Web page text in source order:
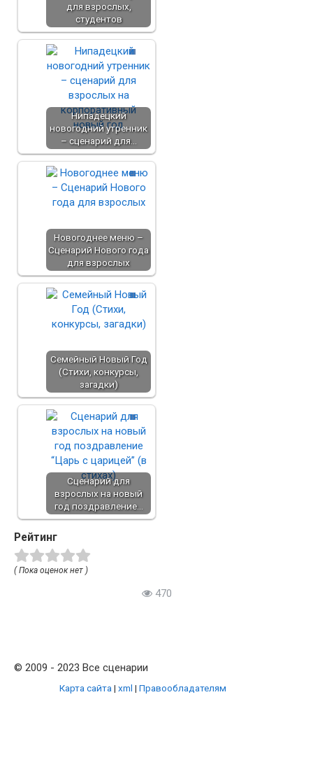
для взрослых,
студентов
Нипадецкий
новогодний утренник
– сценарий для…
Новогоднее меню –
Сценарий Нового года
для взрослых
Семейный Новый Год
(Стихи, конкурсы,
загадки)
Сценарий для
взрослых на новый
год поздравление…
Рейтинг
( Пока оценок нет )
470
© 2009 - 2023 Все сценарии
Карта сайта | xml | Правообладателям